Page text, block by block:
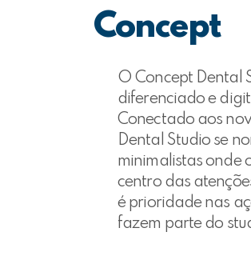
Concept
O Concept Dental
diferenciado e
Conectado aos
Dental Studio se
minimalistas onde
centro das
é prioridade nas
fazem parte do